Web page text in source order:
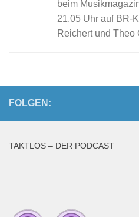
beim
21.05 Uhr auf BR-
Reichert und Theo
FOLGEN:
TAKTLOS – DER PODCAST